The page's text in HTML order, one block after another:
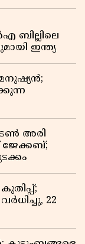
ബില്ലിലെ
ഇന്ത്യ
മനുഷ്യൻ;
ടൺ അരി
ജേക്കബ്;
22